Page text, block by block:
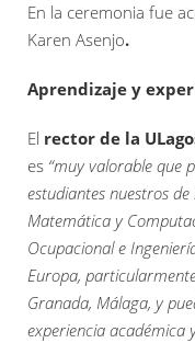
En la ceremonia fue
Karen Asenjo.
Aprendizaje y
El rector de la
es “muy valorable que
estudiantes nuestros
Matemática y
Ocupacional e
Europa,
Granada, Málaga, y
experiencia académica